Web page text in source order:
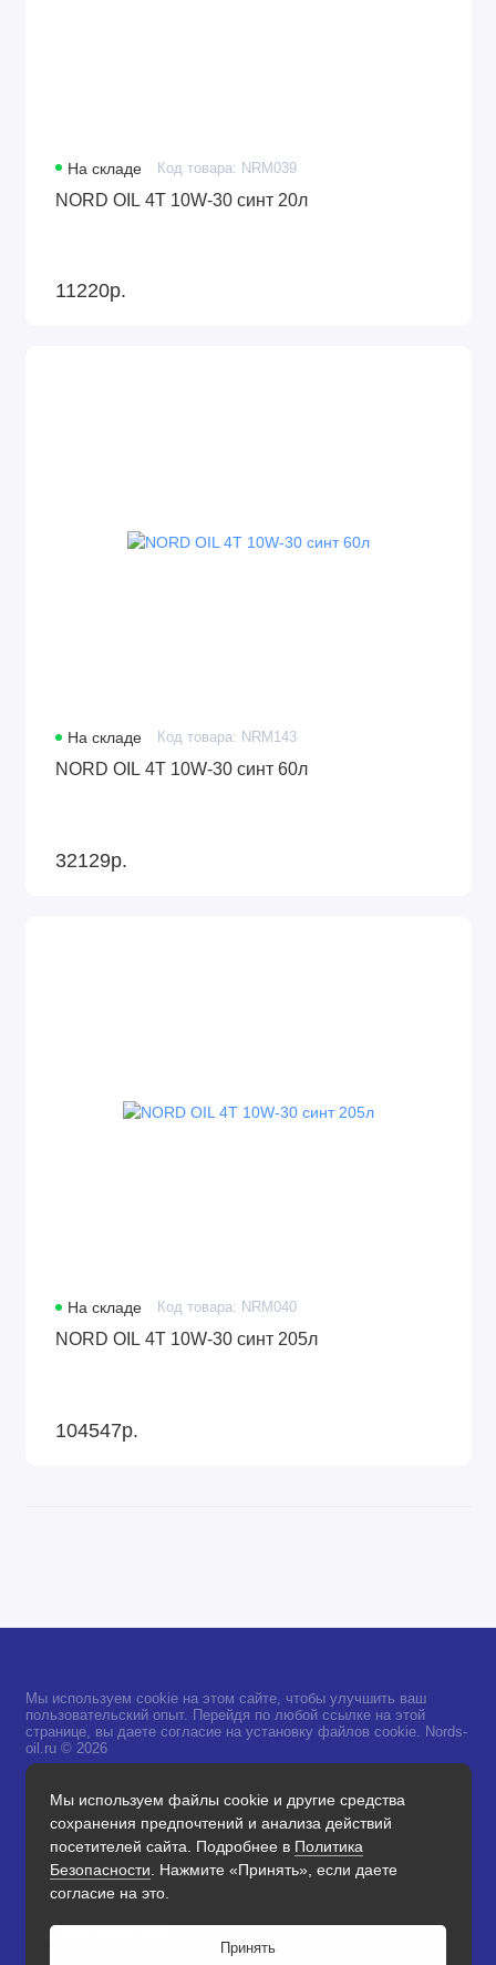
На складе Код товара: NRM039
NORD OIL 4Т 10W-30 синт 20л
11220р.
На складе Код товара: NRM143
NORD OIL 4Т 10W-30 синт 60л
32129р.
На складе Код товара: NRM040
NORD OIL 4Т 10W-30 синт 205л
104547р.
Мы используем файлы cookie и другие средства
сохранения предпочтений и анализа действий
посетителей сайта. Подробнее в Политика
Безопасности . Нажмите «Принять», если даете
согласие на это.
Принять
Мы используем cookie на этом сайте, чтобы улучшить ваш
пользовательский опыт. Перейдя по любой ссылке на этой
странице, вы даете согласие на установку файлов cookie. Nords-
oil.ru © 2026
Поддержка
+7 968 733-60-50
Обратный звонок